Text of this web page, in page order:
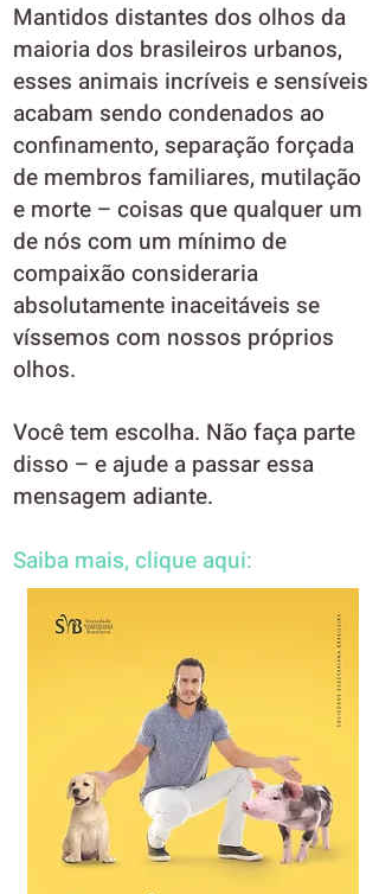
Mantidos distantes dos olhos da
maioria dos brasileiros urbanos,
esses animais incríveis e sensíveis
acabam sendo condenados ao
confinamento, separação forçada
de membros familiares, mutilação
e morte – coisas que qualquer um
de nós com um mínimo de
compaixão consideraria
absolutamente inaceitáveis se
víssemos com nossos próprios
olhos.
Você tem escolha. Não faça parte
disso – e ajude a passar essa
mensagem adiante.
Saiba mais, clique aqui: